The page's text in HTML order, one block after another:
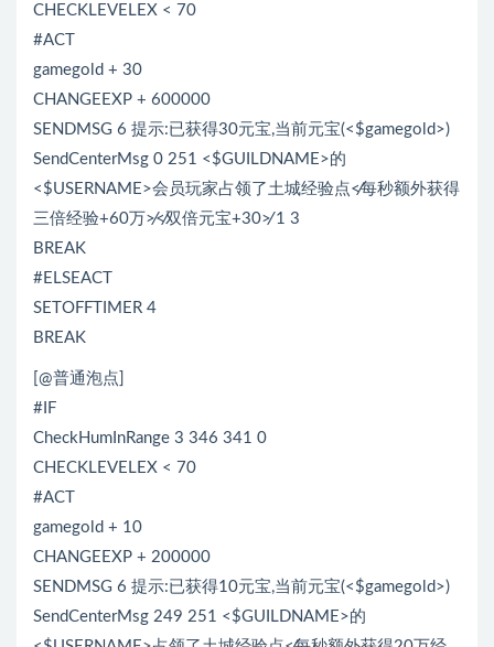
CHECKLEVELEX < 70
#ACT
gamegold + 30
CHANGEEXP + 600000
SENDMSG 6 提示:已获得30元宝,当前元宝(<$gamegold>)
SendCenterMsg 0 251 <$GUILDNAME>的
<$USERNAME>会员玩家占领了土城经验点≮每秒额外获得
三倍经验+60万≯≮双倍元宝+30≯ 1 3
BREAK
#ELSEACT
SETOFFTIMER 4
BREAK
[@普通泡点]
#IF
CheckHumInRange 3 346 341 0
CHECKLEVELEX < 70
#ACT
gamegold + 10
CHANGEEXP + 200000
SENDMSG 6 提示:已获得10元宝,当前元宝(<$gamegold>)
SendCenterMsg 249 251 <$GUILDNAME>的